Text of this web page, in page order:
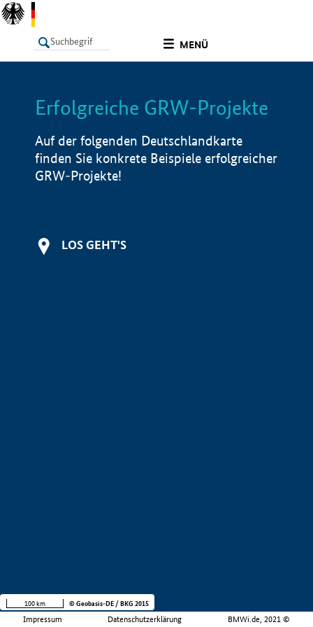
MENÜ
LISTE Info
Erfolgreiche GRW-Projekte
Auf der folgenden Deutschlandkarte
finden Sie konkrete Beispiele erfolgreicher
GRW-Projekte!
LOS GEHT'S
Impressum Datenschutzerklärung BMWi.de, 2021 ©
100 km © Geobasis-DE / BKG 2015